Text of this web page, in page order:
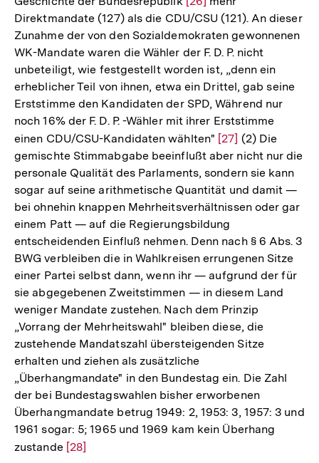
Auflösung
der
Fußnote
Direktmandate (127) als die CDU/CSU (121). An dieser
Zunahme der von den Sozialdemokraten gewonnenen
WK-Mandate waren die Wähler der F. D. P. nicht
unbeteiligt, wie festgestellt worden ist, „denn ein
erheblicher Teil von ihnen, etwa ein Drittel, gab seine
Erststimme den Kandidaten der SPD, Während nur
noch 16% der F. D. P. -Wähler mit ihrer Erststimme
einen CDU/CSU-Kandidaten wählten" Zur
Auflösung
der
Fußnote
[27] (2) Die
gemischte Stimmabgabe beeinflußt aber nicht nur die
personale Qualität des Parlaments, sondern sie kann
sogar auf seine arithmetische Quantität und damit —
bei ohnehin knappen Mehrheitsverhältnissen oder gar
einem Patt — auf die Regierungsbildung
entscheidenden Einfluß nehmen. Denn nach § 6 Abs. 3
BWG verbleiben die in Wahlkreisen errungenen Sitze
einer Partei selbst dann, wenn ihr — aufgrund der für
sie abgegebenen Zweitstimmen — in diesem Land
weniger Mandate zustehen. Nach dem Prinzip
„Vorrang der Mehrheitswahl" bleiben diese, die
zustehende Mandatszahl übersteigenden Sitze
erhalten und ziehen als zusätzliche
„Überhangmandate" in den Bundestag ein. Die Zahl
der bei Bundestagswahlen bisher erworbenen
Überhangmandate betrug 1949: 2, 1953: 3, 1957: 3 und
1961 sogar: 5; 1965 und 1969 kam kein Überhang
zustande Zur
[28]